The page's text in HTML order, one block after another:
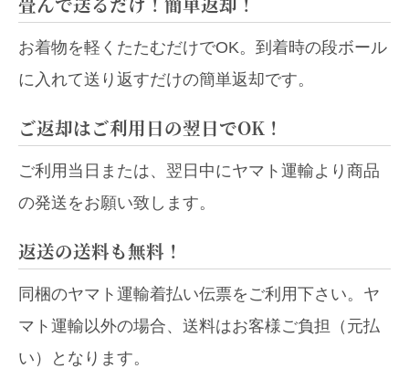
お着物を軽くたたむだけでOK。到着時の段ボール
に入れて送り返すだけの簡単返却です。
ご返却はご利用日の翌日でOK！
ご利用当日または、翌日中にヤマト運輸より商品
の発送をお願い致します。
返送の送料も無料！
同梱のヤマト運輸着払い伝票をご利用下さい。ヤ
マト運輸以外の場合、送料はお客様ご負担（元払
い）となります。